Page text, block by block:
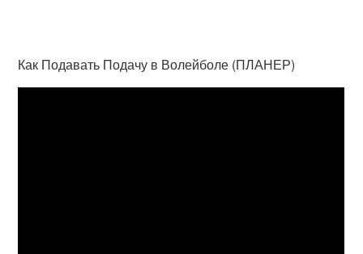
Как Подавать Подачу в Волейболе (ПЛАНЕР)